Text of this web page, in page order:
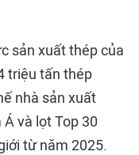
sản xuất thép của
triệu tấn thép
nhà sản xuất
và lọt Top 30
từ năm 2025.